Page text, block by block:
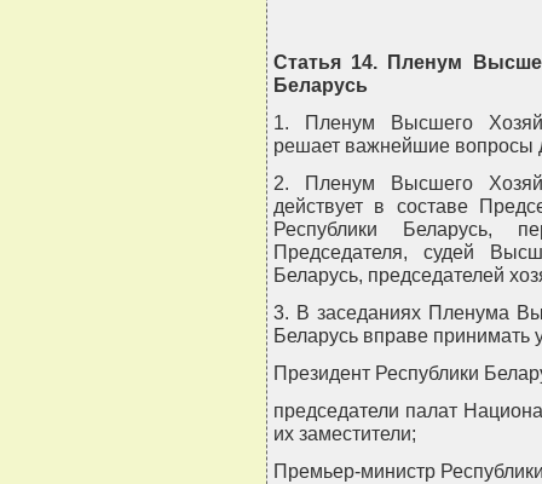
Статья 14. Пленум
Беларусь
1. Пленум Высшего
решает важнейшие вопросы
2. Пленум Высшего
действует в составе
Республики Беларусь,
Председателя, судей
Беларусь, председателей
3. В заседаниях Пленума
Беларусь вправе принимать
Президент Республики
председатели палат
их заместители;
Премьер-министр